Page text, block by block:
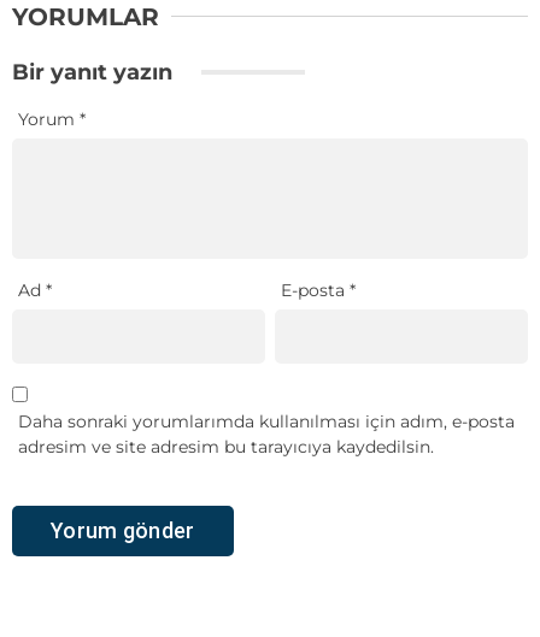
YORUMLAR
Bir yanıt yazın
Yorum *
Ad * E-posta*
Daha sonraki yorumlarımda kullanılması için adım, e-posta
adresim ve site adresim bu tarayıcıya kaydedilsin.